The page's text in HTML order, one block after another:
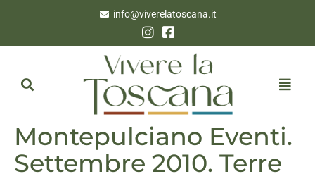
info@viverelatoscana.it
Montepulciano Eventi.
Settembre 2010. Terre